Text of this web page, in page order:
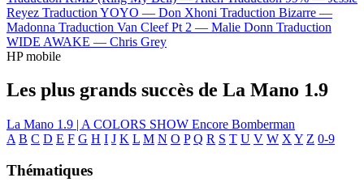
Reyez Traduction YOYO — Don Xhoni Traduction Bizarre —
Madonna Traduction Van Cleef Pt 2 — Malie Donn Traduction
WIDE AWAKE — Chris Grey
HP mobile
Les plus grands succès de La Mano 1.9
La Mano 1.9 | A COLORS SHOW Encore Bomberman
A B C D E F G H I J K L M N O P Q R S T U V W X Y Z 0-9
Thématiques